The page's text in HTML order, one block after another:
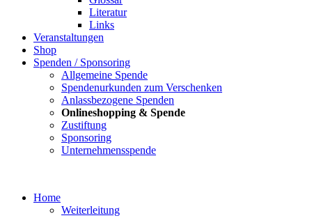
Literatur
Links
Veranstaltungen
Shop
Spenden / Sponsoring
Allgemeine Spende
Spendenurkunden zum Verschenken
Anlassbezogene Spenden
Onlineshopping & Spende
Zustiftung
Sponsoring
Unternehmensspende
Home
Weiterleitung